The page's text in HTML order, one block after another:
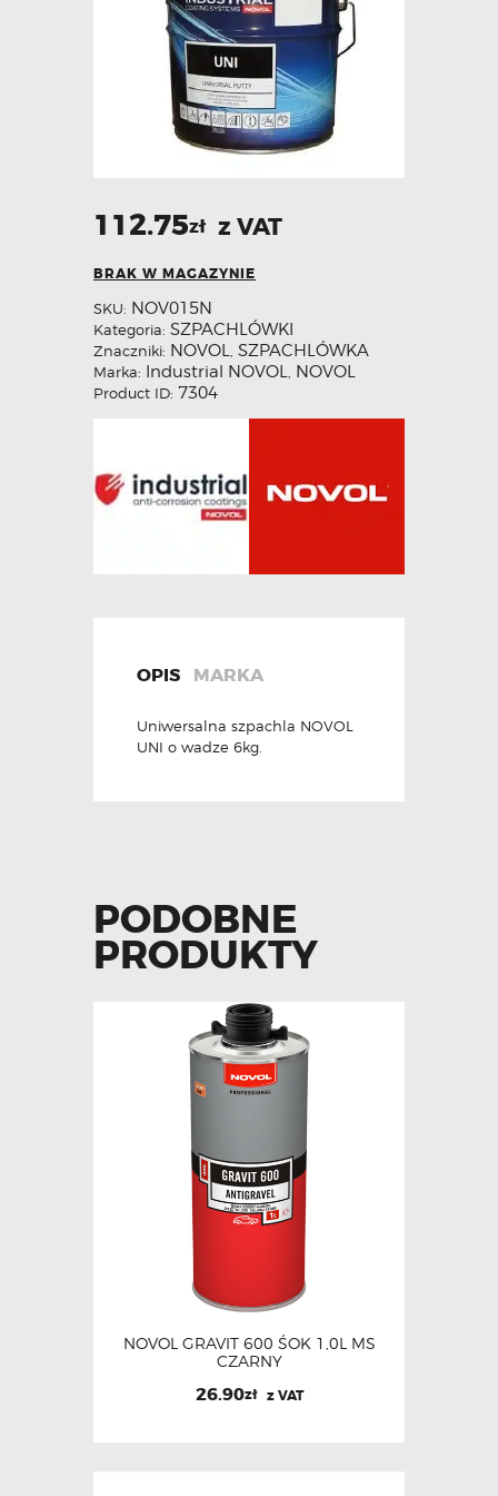
112.75zł z VAT
BRAK W MAGAZYNIE
SKU: NOV015N
Kategoria: SZPACHLÓWKI
Znaczniki: NOVOL, SZPACHLÓWKA
Marka: Industrial NOVOL, NOVOL
Product ID: 7304
OPIS MARKA
Uniwersalna szpachla NOVOL
UNI o wadze 6kg.
PODOBNE
PRODUKTY
NOVOL GRAVIT 600 ŚOK 1,0L MS
CZARNY
26.90zł z VAT